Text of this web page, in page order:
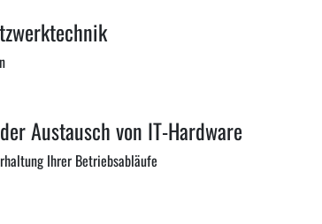
Austausch von IT-Hardware
Ihrer Betriebsabläufe